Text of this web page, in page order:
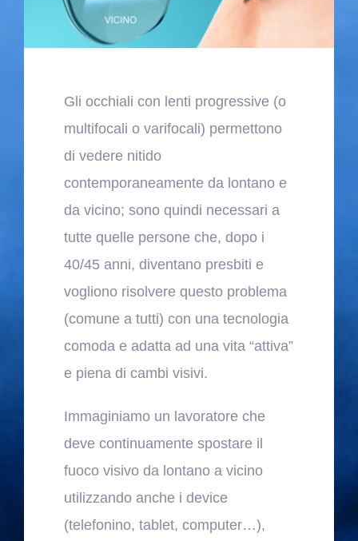
Gli occhiali con lenti progressive (o
multifocali o varifocali) permettono
di vedere nitido
contemporaneamente da lontano e
da vicino; sono quindi necessari a
tutte quelle persone che, dopo i
40/45 anni, diventano presbiti e
vogliono risolvere questo problema
(comune a tutti) con una tecnologia
comoda e adatta ad una vita “attiva”
e piena di cambi visivi.
Immaginiamo un lavoratore che
deve continuamente spostare il
fuoco visivo da lontano a vicino
utilizzando anche i device
(telefonino, tablet, computer…),